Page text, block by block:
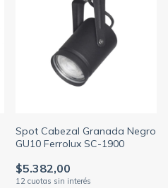
Spot Cabezal Granada Negro
GU10 Ferrolux SC-1900
$5.382,00